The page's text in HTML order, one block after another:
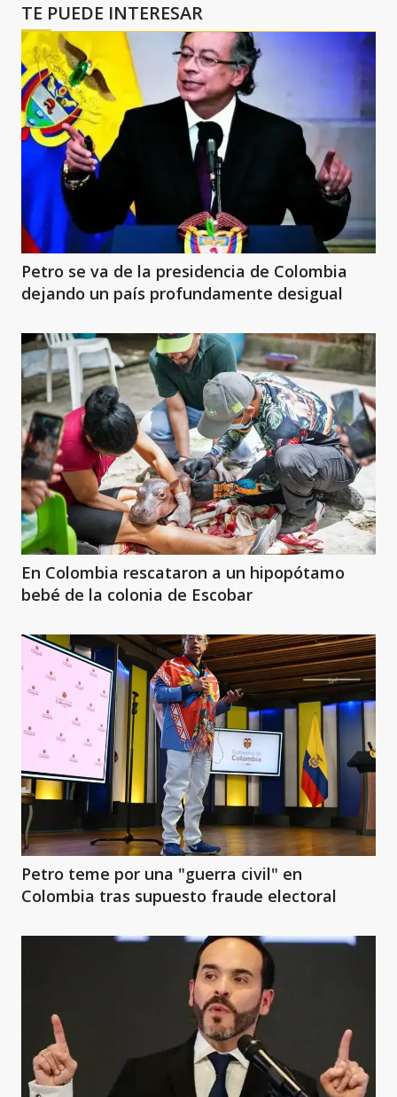
TE PUEDE INTERESAR
Petro se va de la presidencia de Colombia
dejando un país profundamente desigual
En Colombia rescataron a un hipopótamo
bebé de la colonia de Escobar
Petro teme por una "guerra civil" en
Colombia tras supuesto fraude electoral